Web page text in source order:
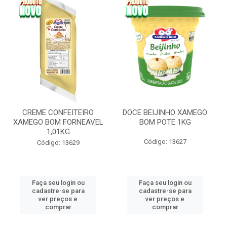
CREME CONFEITEIRO
XAMEGO BOM FORNEAVEL
1,01KG
Código: 13629
Faça seu login ou
cadastre-se para
ver preços e
comprar
DOCE BEIJINHO XAMEGO
BOM POTE 1KG
Código: 13627
Faça seu login ou
cadastre-se para
ver preços e
comprar